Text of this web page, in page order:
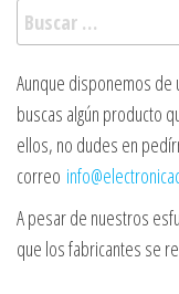
Buscar:
Aunque disponemos de
buscas algún producto
ellos, no dudes en
correo
A pesar de nuestros
que los fabricantes se